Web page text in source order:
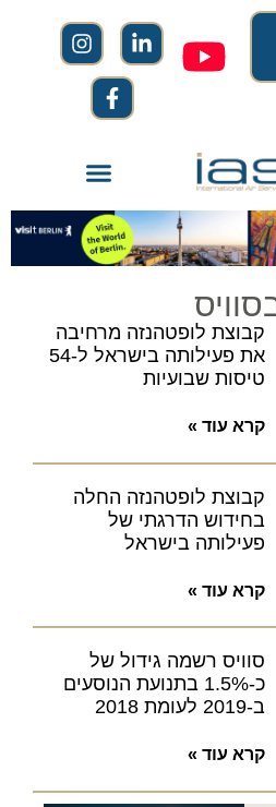
קבוצת לופטהנזה מרחיבה
את פעילותה בישראל ל-54
טיסות שבועיות
קרא עוד »
קבוצת לופטהנזה החלה
בחידוש הדרגתי של
פעילותה בישראל
קרא עוד »
סוויס רשמה גידול של
כ-1.5% בתנועת הנוסעים
ב-2019 לעומת 2018
קרא עוד »